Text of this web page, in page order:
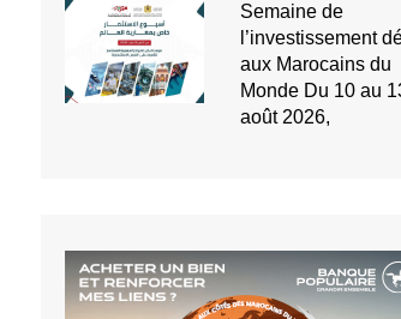
Semaine de
l’investissement
aux Marocains du
Monde Du 10 au
août 2026,